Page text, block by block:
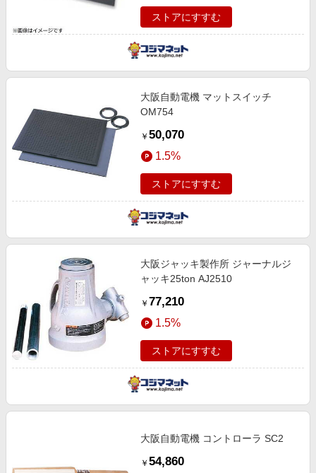
ストアにすすむ
大阪自動電機 マットスイッチ
OM754
￥ 50,070
1.5%
ストアにすすむ
大阪ジャッキ製作所 ジャーナルジ
ャッキ25ton AJ2510
￥ 77,210
1.5%
ストアにすすむ
大阪自動電機 コントローラ SC2
￥ 54,860